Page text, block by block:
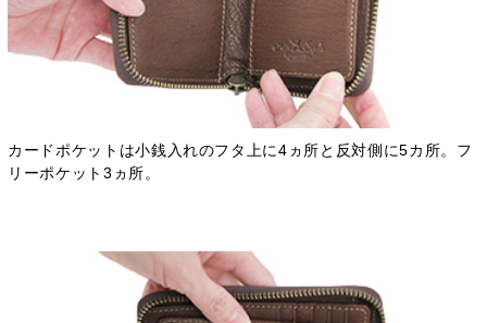
カードポケットは小銭入れのフタ上に4ヵ所と反対側に5カ所。フ
リーポケット3ヵ所。